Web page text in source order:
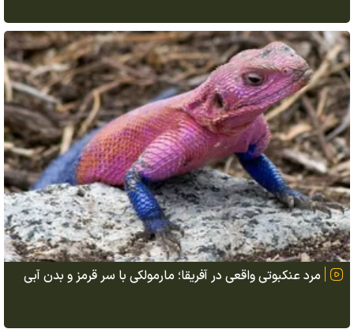
مرد عنکبوتی واقعی در آفریقا؛ مارمولکی با سر قرمز و بدن آبی